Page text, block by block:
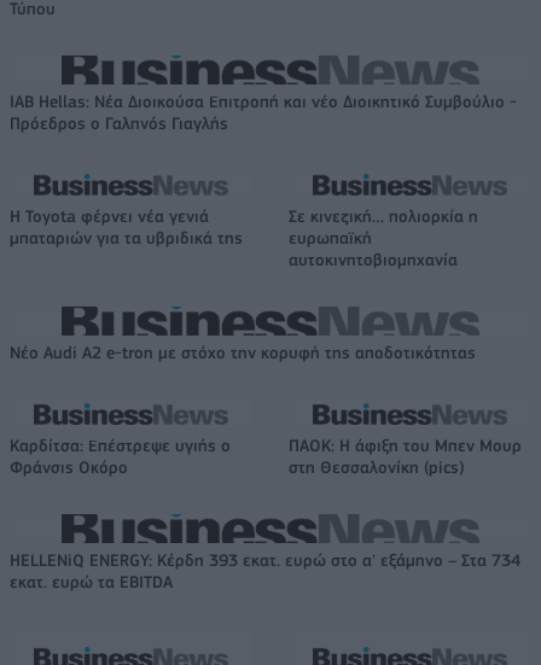
Τύπου
IAB Hellas: Νέα Διοικούσα Επιτροπή και νέο Διοικητικό Συμβούλιο -
Πρόεδρος ο Γαληνός Γιαγλής
Η Toyota φέρνει νέα γενιά
μπαταριών για τα υβριδικά της
Σε κινεζική… πολιορκία η
ευρωπαϊκή
αυτοκινητοβιομηχανία
Νέο Audi A2 e-tron με στόχο την κορυφή της αποδοτικότητας
Καρδίτσα: Επέστρεψε υγιής ο
Φράνσις Οκόρο
ΠΑΟΚ: Η άφιξη του Μπεν Μουρ
στη Θεσσαλονίκη (pics)
HELLENiQ ENERGY: Κέρδη 393 εκατ. ευρώ στο α' εξάμηνο – Στα 734
εκατ. ευρώ τα EBITDA